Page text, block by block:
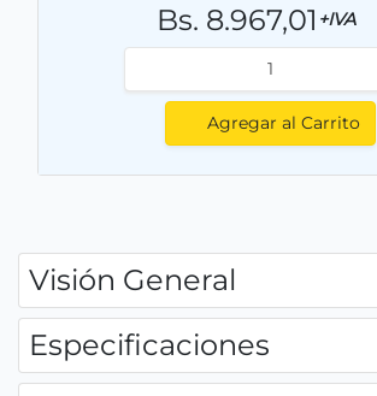
Bs. 8.967,01 +IVA
Agregar al Carrito
Visión General
Especificaciones